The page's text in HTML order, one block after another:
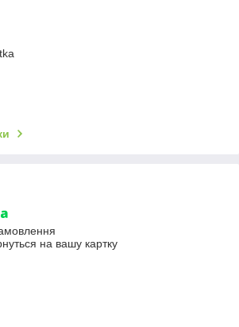
на вашу картку